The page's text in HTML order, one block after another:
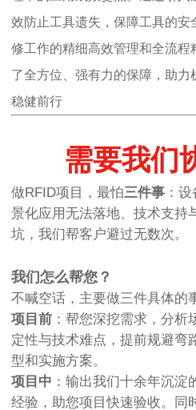
效防止工具遗失，保障工具的安
修工作的精细高效管理和全流
了全方位、强有力的保障，助力
稳健前行
需要我们
做RFID项目，最怕三件事 ：
景化应用无法落地、技术支持
坑，我们帮客户避过无数次。
我们怎么帮您？
不喊空话，主要做三件具体的
项目前 ：帮您深挖需求，分
定性与技术难点，提前规避弯
型和实施方案。
项目中 ：输出我们十余年沉淀
经验，助您项目快速验收。同